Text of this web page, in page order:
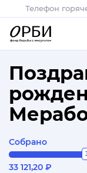
Телефон
Собрано
33 121,20 ₽